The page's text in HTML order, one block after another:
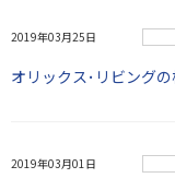
2019年03月25日
オリックス･リビング
2019年03月01日